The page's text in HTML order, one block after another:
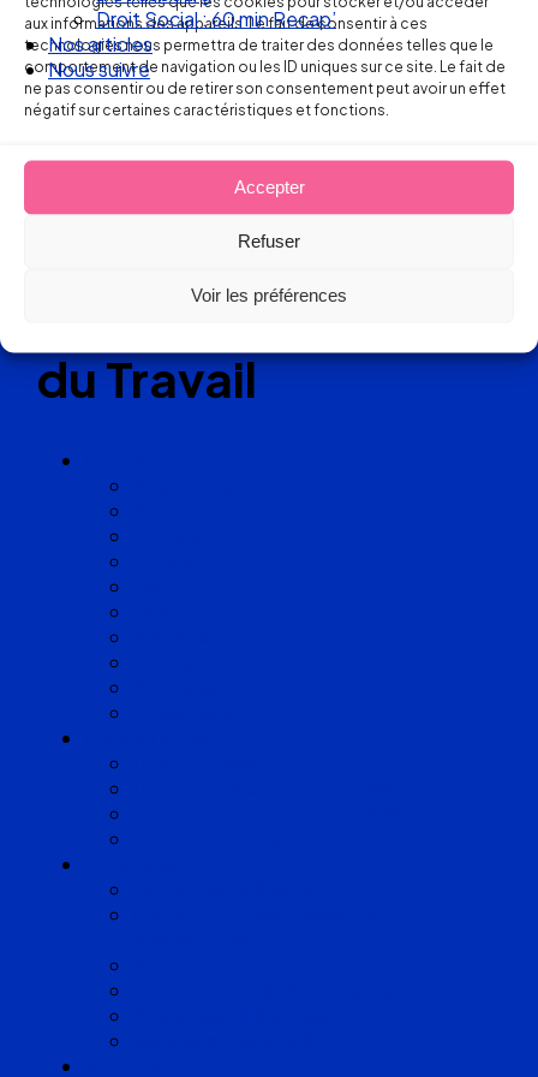
aux informations des appareils. Le fait de consentir à ces
technologies nous permettra de traiter des données telles que le
comportement de navigation ou les ID uniques sur ce site. Le fait de
ne pas consentir ou de retirer son consentement peut avoir un effet
négatif sur certaines caractéristiques et fonctions.
Accepter
Refuser
Voir les préférences
Droit Social : 60 min Recap’
Nos articles
Nous suivre
Réseau
de cabinets
d’avocats
en Droit
du Travail